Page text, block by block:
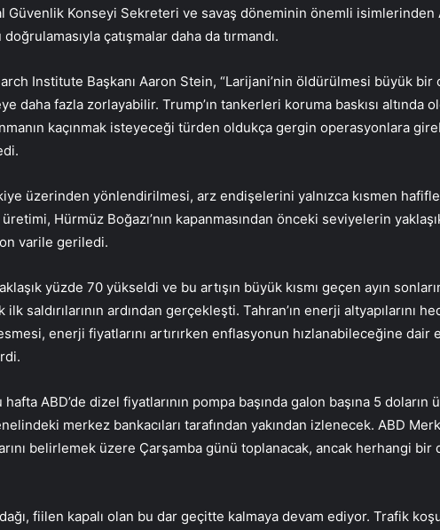
Güvenlik Konseyi Sekreteri ve savaş döneminin önemli isimlerinden
çatışmalar daha da tırmandı.
Institute Başkanı Aaron Stein, “Larijani’nin öldürülmesi büyük bir
daha fazla zorlayabilir. Trump’ın tankerleri koruma baskısı altında
kaçınmak isteyeceği türden oldukça gergin operasyonlara
üzerinden yönlendirilmesi, arz endişelerini yalnızca kısmen
Hürmüz Boğazı’nın kapanmasından önceki seviyelerin
varile geriledi.
yüzde 70 yükseldi ve bu artışın büyük kısmı geçen ayın
ilk saldırılarının ardından gerçekleşti. Tahran’ın enerji altyapılarını
enerji fiyatlarını artırırken enflasyonun hızlanabileceğine dair
ABD’de dizel fiyatlarının pompa başında galon başına 5 doların
merkez bankacıları tarafından yakından izlenecek. ABD
belirlemek üzere Çarşamba günü toplanacak, ancak herhangi bir
fiilen kapalı olan bu dar geçitte kalmaya devam ediyor. Trafik